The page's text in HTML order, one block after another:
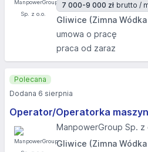
7 000-9 000 zł brutto /
Gliwice (Zimna
umowa o pracę
praca od zaraz
Operator/Operatorka
ManpowerGroup Sp. z
Gliwice (Zimna
Polecana
Dodana 6 sierpnia